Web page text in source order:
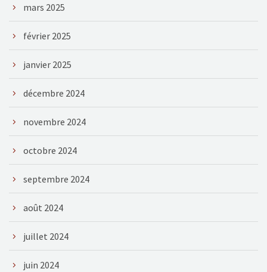
mars 2025
février 2025
janvier 2025
décembre 2024
novembre 2024
octobre 2024
septembre 2024
août 2024
juillet 2024
juin 2024